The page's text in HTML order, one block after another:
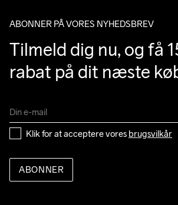
ABONNER PÅ VORES NYHEDSBREV
Tilmeld dig nu, og få
rabat på dit næste
Klik for at acceptere vores brugsvilkår
ABONNER